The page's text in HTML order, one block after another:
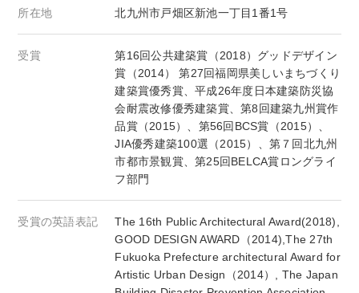
所在地 北九州市戸畑区新池一丁目1番1号
受賞
第16回公共建築賞（2018）グッドデザイン
賞（2014） 第27回福岡県美しいまちづくり
建築賞優秀賞、平成26年度日本建築防災協
会耐震改修優秀建築賞、第8回建築九州賞作
品賞（2015）、第56回BCS賞（2015）、
JIA優秀建築100選（2015）、第７回北九州
市都市景観賞、第25回BELCA賞ロングライ
フ部門
受賞の英語表記
The 16th Public Architectural Award(2018),
GOOD DESIGN AWARD（2014),The 27th
Fukuoka Prefecture architectural Award for
Artistic Urban Design（2014）, The Japan